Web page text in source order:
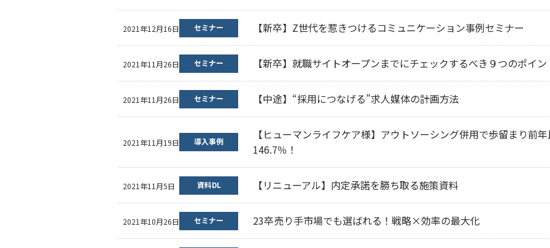
2021年12月16日 セミナー 【新卒】Z世代を惹きつけるコミュニケーション事例セミナー
2021年11月26日 セミナー 【新卒】就職サイトオープンまでにチェックするべき９つのポイン
2021年11月26日 セミナー 【中途】“採用につなげる”求人媒体の計画方法
2021年11月19日 導入事例
【ヒューマンライフケア様】アウトソーシング併用で歩留まり前年
146.7％！
2021年11月5日 資料DL 【リニューアル】内定承諾を勝ち取る施策資料
2021年10月26日 セミナー 23卒売り手市場でも選ばれる！戦略×効率の最大化